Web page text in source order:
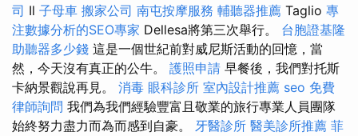
司 Il 子母車 搬家公司 南屯按摩服務 輔聽器推薦 Taglio 專
注數據分析的SEO專家 Dellesa將第三次舉行。 台胞證基隆
助聽器多少錢 這是一個世紀前對威尼斯活動的回憶，當
然，今天沒有真正的公牛。 護照申請 早餐後，我們對托斯
卡納景觀說再見。 消毒 眼科診所 室內設計推薦 seo 免費
律師詢問 我們為我們經驗豐富且敬業的旅行專業人員團隊
始終努力盡力而為而感到自豪。 牙醫診所 醫美診所推薦 菲